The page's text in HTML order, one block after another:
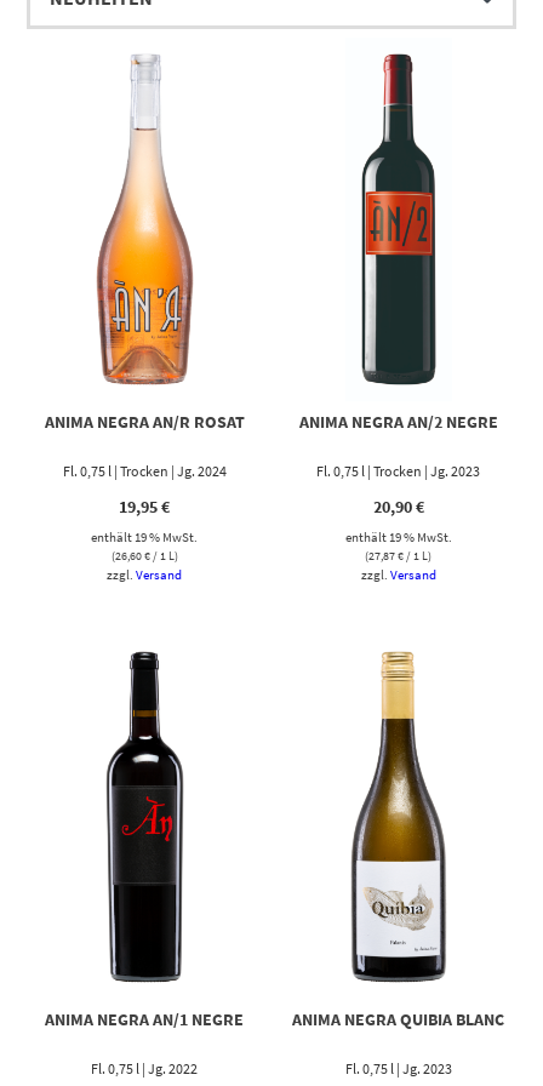
Fogoneu, Premsal Blanc und Giró Ros wurden auf
wachsen Obstbäume (u. a. Aprikosen-, Birn-, Pfirsich-, Pflaumen-
und Kirschbäume). Die Rebflächen in Waldnähe sind so
ausgerichtet, dass der Meereswind optimal genutzt wird. Im
Anschluss an die Handlese und nach der manuellen und optischen
Selektion der Trauben kommt beim Transport der Beeren in die
Edelstahl- und Zementtanks das Gravitationsprinzip zur
Anwendung. Das Wichtigste ist jedoch die Verwendung
weinbergseigener Hefen von Son Negre unter Einsatz der durch
jahrelange Identifizierung und Selektion von Hefen entstandenen
Gendatenbank. Dies ermöglicht es, die Typizität der inseleigenen
Rebsorten zu stärken.
ANIMA NEGRA AN/R ROSAT
Fl. 0,75 l | Trocken | Jg. 2024
19,95€
enthält 19 % MwSt.
(26,60€/ 1 L)
zzgl.Versand
ANIMA NEGRA AN/2 NEGRE
Fl. 0,75 l | Trocken | Jg. 2023
20,90€
enthält 19 % MwSt.
(27,87€/ 1 L)
zzgl. Versand
ANIMA NEGRA AN/1 NEGRE
Fl. 0,75 l | Jg. 2022
ANIMA NEGRA QUIBIA BLANC
Fl. 0,75 l | Jg. 2023